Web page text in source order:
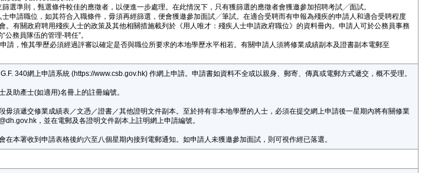
選準則，甄選條件較佳的應徵者，以便進一步處理。在此情況下，只有獲篩選的應徵者會獲邀參加招聘考試╱面試。
申請職位，如其符合入職條件，毋須再經篩選，便會獲邀參加面試╱筆試。在適合受聘而有申報為殘疾的申請人和適合受聘程度
有關政府聘用殘疾人士的政策及其他相關措施載列於《用人唯才：殘疾人士申請政府職位》的資料冊內。申請人可於公務員事務
務員隊伍的管理-聘任”。
，惟其學歷必須經過評審以確定是否與職位所要求的本地學歷水平相若。有關申請人須將修業成績副本及證書副本電郵至
340網上申請系統 (https://www.csb.gov.hk) 作網上申請。申請書如資料不全或以親身、郵寄、傳真或電郵方式遞交，概不受理。
助產士(如適用)名冊上的註冊編號。
須遞交修業成績表／文憑／證書／其他證明文件副本。至於持有非本地學歷的人士，必須在提交網上申請後一星期內將有關修業
，並在電郵及各證明文件副本上註明網上申請編號。
本署收到申請表格後約六至八個星期內接到電郵通知。如申請人未獲邀參加面試，則可視作經已落選。